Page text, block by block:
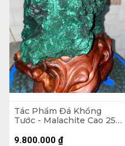
Tác Phẩm Đá Khổng
Tước - Malachite Cao 25
9.800.000 ₫